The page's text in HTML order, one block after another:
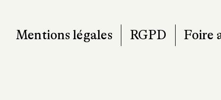
Mentions légales RGPD Foire